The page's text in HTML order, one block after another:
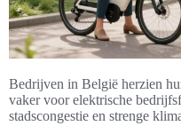
Bedrijven in België herzien
vaker voor elektrische
stadscongestie en strenge